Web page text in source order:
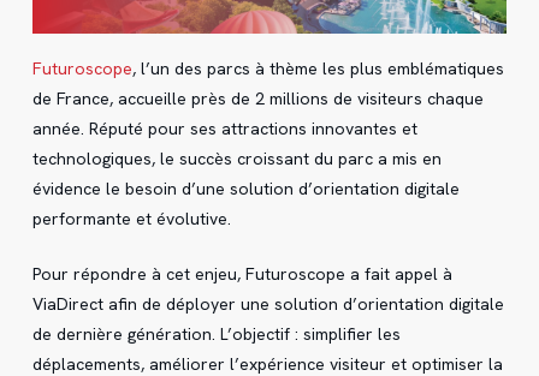
Futuroscope, l’un des parcs à thème les plus emblématiques
de France, accueille près de 2 millions de visiteurs chaque
année. Réputé pour ses attractions innovantes et
technologiques, le succès croissant du parc a mis en
évidence le besoin d’une solution d’orientation digitale
performante et évolutive.
Pour répondre à cet enjeu, Futuroscope a fait appel à
ViaDirect afin de déployer une solution d’orientation digitale
de dernière génération. L’objectif : simplifier les
déplacements, améliorer l’expérience visiteur et optimiser la